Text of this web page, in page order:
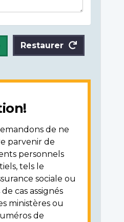
Restaurer
de ne
parvenir de
personnels
tels le
sociale ou
cas assignés
ministères ou
de